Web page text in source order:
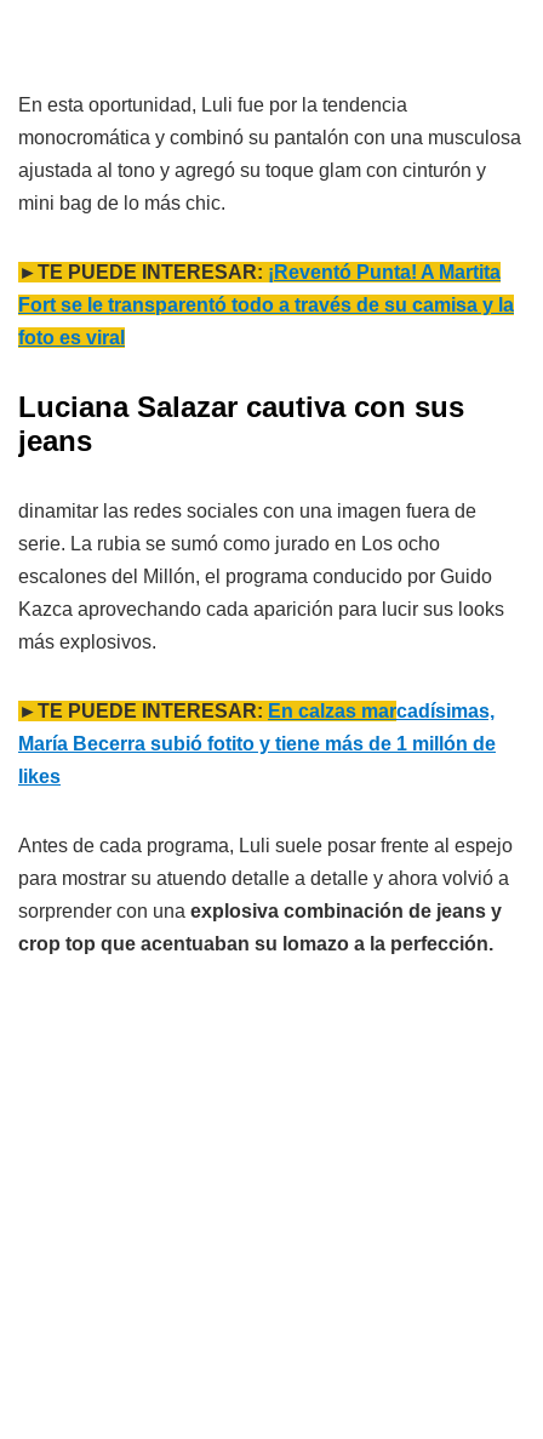
En esta oportunidad, Luli fue por la tendencia
monocromática y combinó su pantalón con una musculosa
ajustada al tono y agregó su toque glam con cinturón y
mini bag de lo más chic.
►TE PUEDE INTERESAR: ¡Reventó Punta! A Martita
Fort se le transparentó todo a través de su camisa y la
foto es viral
Luciana Salazar cautiva con sus
jeans
dinamitar las redes sociales con una imagen fuera de
serie. La rubia se sumó como jurado en Los ocho
escalones del Millón, el programa conducido por Guido
Kazca aprovechando cada aparición para lucir sus looks
más explosivos.
►TE PUEDE INTERESAR: En calzas marcadísimas,
María Becerra subió fotito y tiene más de 1 millón de
likes
Antes de cada programa, Luli suele posar frente al espejo
para mostrar su atuendo detalle a detalle y ahora volvió a
sorprender con una explosiva combinación de jeans y
crop top que acentuaban su lomazo a la perfección.